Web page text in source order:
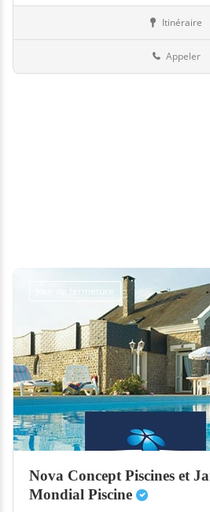
Itinéraire
Appeler
Jour de fermeture
Nova Concept Piscines et
Mondial Piscine